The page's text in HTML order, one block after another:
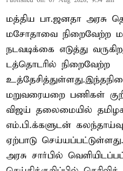
மத்திய பா.ஜனதா அரசு
மசோதாவை நிறைவேற்ற
நடவடிக்கை எடுத்து
டத்தொடரில் நிறைவேற்ற
மறுவரையறை பணிகள்
விஜய் தலைமையில்
எம்.பி.க்களுடன்
ஏற்பாடு செய்யப்பட்டுள்ளது.
அரசு சார்பில்